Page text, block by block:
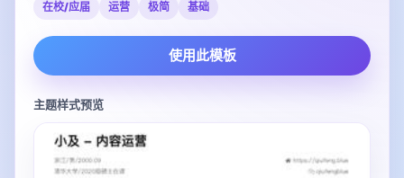
在校/应届 运营 极简 基础
主题样式预览
使用此模板